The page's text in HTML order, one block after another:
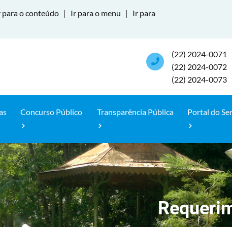
para o conteúdo | Ir para o menu |
Ir para
(22) 2024-0071
(22) 2024-0072
(22) 2024-0073
Concurso Público Transparência Pública Portal do